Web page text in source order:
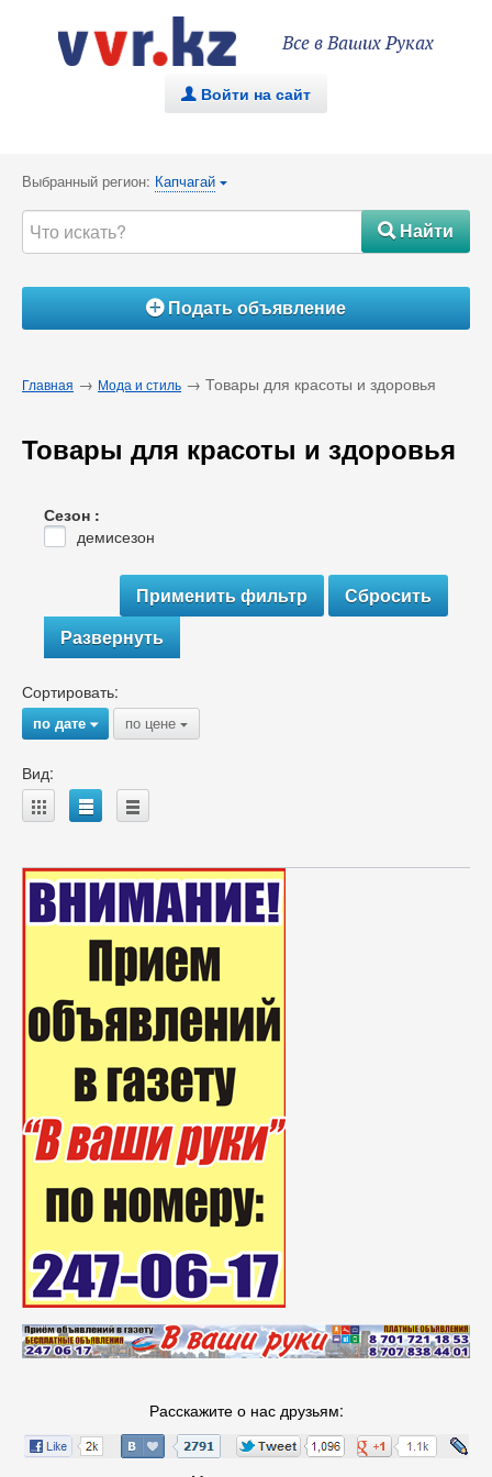
Все в Ваших Руках
. Войти на сайт
Выбранный регион: Капчагай {
#Найти
ÁПодать объявление
Главная → Мода и стиль → Товары для красоты и здоровья
Товары для красоты и здоровья
Сезон :
демисезон
Развернуть
Сортировать:
по дате{ по цене {
Вид:
A B C
Расскажите о нас друзьям: